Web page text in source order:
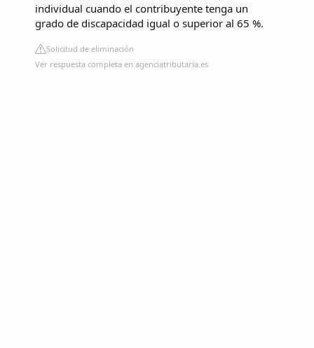
individual cuando el contribuyente tenga un
grado de discapacidad igual o superior al 65 %.
Solicitud de eliminación
Ver respuesta completa en agenciatributaria.es